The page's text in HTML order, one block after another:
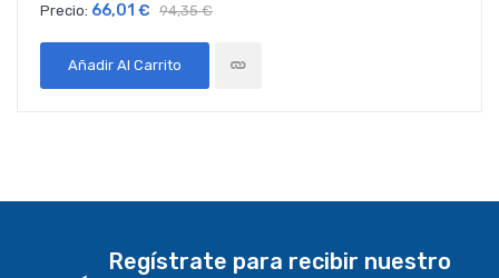
Precio: 66,01 € 94,35 €
Añadir Al Carrito
Regístrate para recibir nuestro